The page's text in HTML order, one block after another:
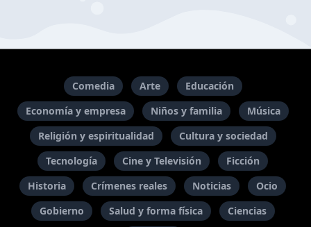
Comedia Arte
Educación
Economía y empresa
Niños y familia
Música
Religión y espiritualidad
Cultura y sociedad
Tecnología
Cine y Televisión
Ficción
Historia
Crímenes reales Noticias
Ocio
Gobierno
Salud y forma física Ciencias